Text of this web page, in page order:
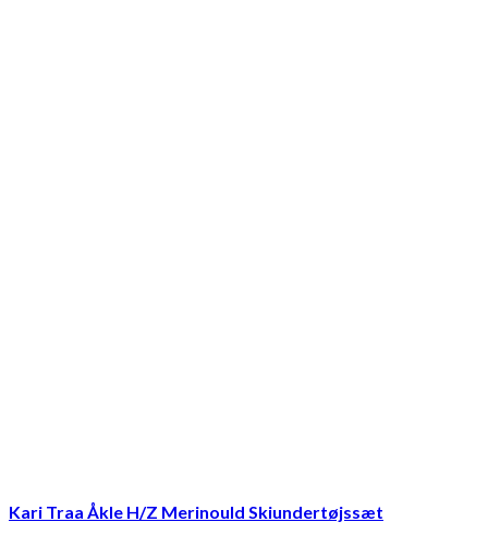
Kari Traa Åkle H/Z Merinould Skiundertøjssæt